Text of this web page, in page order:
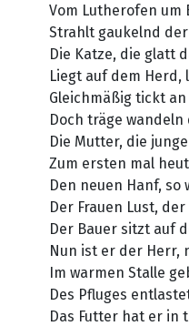
Vom Lutherofen um
Strahlt gaukelnd
Die Katze, die glatt
Liegt auf dem Herd,
Gleichmäßig tickt
Doch träge
Die Mutter, die
Zum ersten mal
Den neuen Hanf, so
Der Frauen Lust,
Der Bauer sitzt auf
Nun ist er der Herr,
Im warmen Stalle
Des Pfluges
Das Futter hat er in